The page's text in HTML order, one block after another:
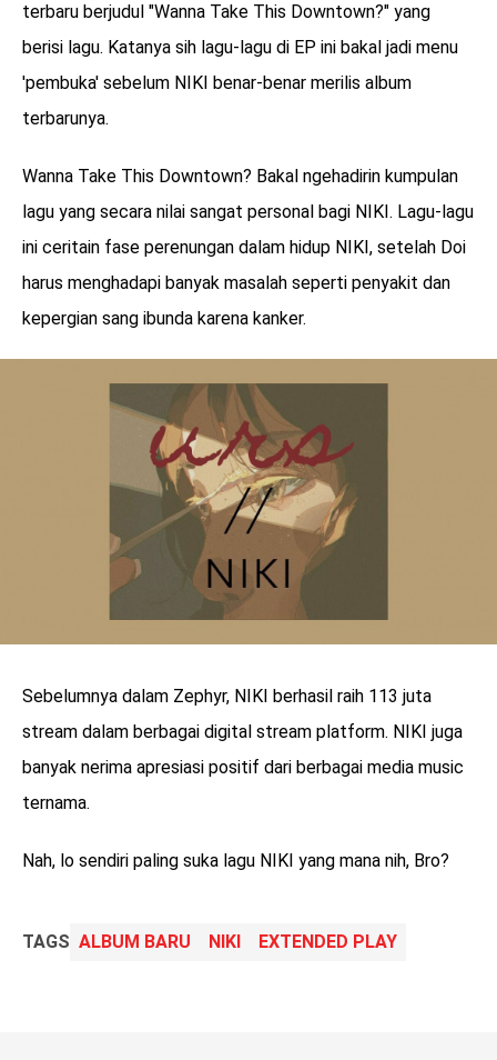
terbaru berjudul "Wanna Take This Downtown?" yang
berisi lagu. Katanya sih lagu-lagu di EP ini bakal jadi menu
'pembuka' sebelum NIKI benar-benar merilis album
terbarunya.
Wanna Take This Downtown? Bakal ngehadirin kumpulan
lagu yang secara nilai sangat personal bagi NIKI. Lagu-lagu
ini ceritain fase perenungan dalam hidup NIKI, setelah Doi
harus menghadapi banyak masalah seperti penyakit dan
kepergian sang ibunda karena kanker.
Sebelumnya dalam Zephyr, NIKI berhasil raih 113 juta
stream dalam berbagai digital stream platform. NIKI juga
banyak nerima apresiasi positif dari berbagai media music
ternama.
Nah, lo sendiri paling suka lagu NIKI yang mana nih, Bro?
TAGS ALBUM BARU NIKI EXTENDED PLAY